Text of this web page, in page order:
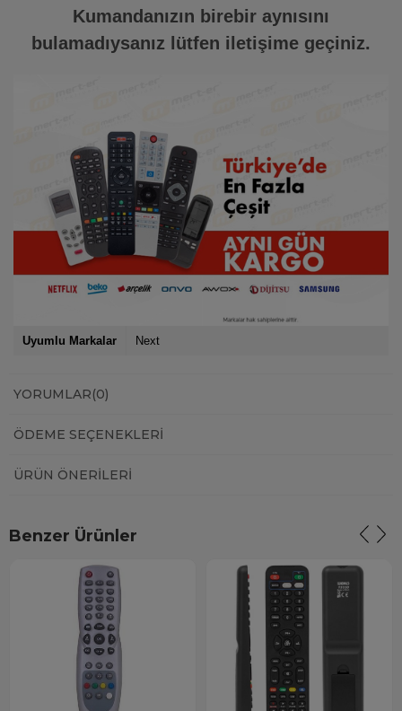
Kumandanızın birebir aynısını
bulamadıysanız lütfen iletişime geçiniz.
Uyumlu Markalar Next
YORUMLAR(0)
ÖDEME SEÇENEKLERI
ÜRÜN ÖNERILERI
Benzer Ürünler